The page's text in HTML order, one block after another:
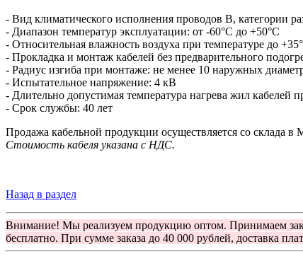
- Вид климатического исполнения проводов B, категории
- Диапазон температур эксплуатации: от -60°С до +50°С
- Относительная влажность воздуха при температуре до
- Прокладка и монтаж кабелей без предварительного
- Радиус изгиба при монтаже: не менее 10 наружных
- Испытательное напряжение: 4 кВ
- Длительно допустимая температура нагрева жил кабелей
- Срок службы: 40 лет
Продажа кабельной продукции осуществляется со склада в
Стоимость кабеля указана с НДС.
Назад в раздел
Внимание! Мы реализуем продукцию оптом. Принимаем
бесплатно. При сумме заказа до 40 000 рублей, доставка